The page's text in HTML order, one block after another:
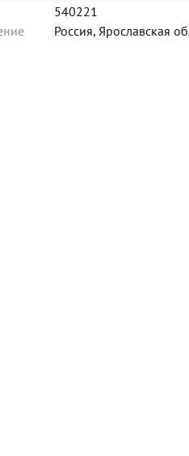
540221
Россия, Ярославская